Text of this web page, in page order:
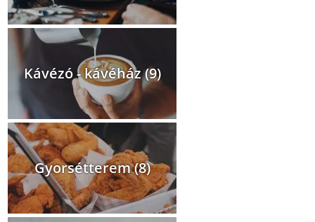
Kávézó - kávéház (9)
Gyorsétterem (8)